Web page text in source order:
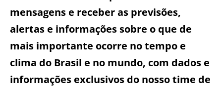
mensagens e receber as previsões,
alertas e informações sobre o que de
mais importante ocorre no tempo e
clima do Brasil e no mundo, com dados e
informações exclusivos do nosso time de